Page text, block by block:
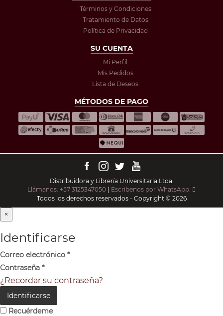
Términos y Condiciones
Tratamiento de Datos
Política de Privacidad
SU CUENTA
Mi Perfil
Mis Pedidos
Lista de Deseos
MÉTODOS DE PAGO
Distribuidora y Librería Universitaria Ltda.
Llámanos: +57 3125347050 | Escríbenos por WhatsApp:
Todos los derechos reservados - Copyright © 2026
×
Identificarse
Correo electrónico *
Contraseña *
¿Recordar su contraseña?
Identificarse
Recuérdeme